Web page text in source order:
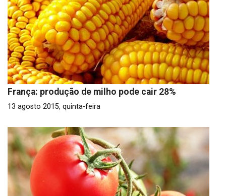
França: produção de milho pode cair 28%
13 agosto 2015, quinta-feira